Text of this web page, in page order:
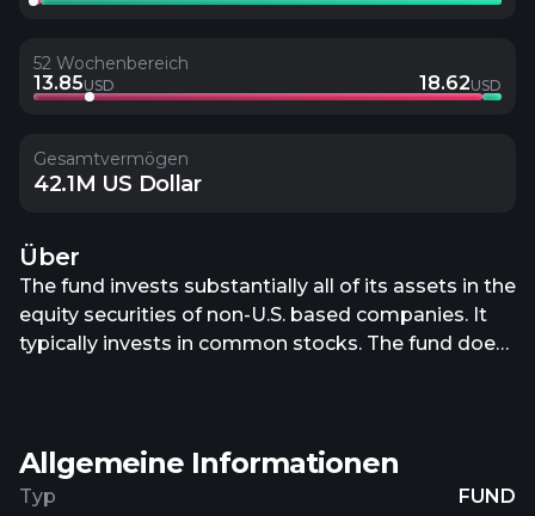
52 Wochenbereich
13.85USD 18.62USD
Gesamtvermögen
42.1M US Dollar
Über
The fund invests substantially all of its assets in the
equity securities of non-U.S. based companies. It
typically invests in common stocks. The fund does
issuer of the securities. The fund typically holds a
portfolio of between 40 to 70 securities which the
Allgemeine Informationen
Typ
FUND